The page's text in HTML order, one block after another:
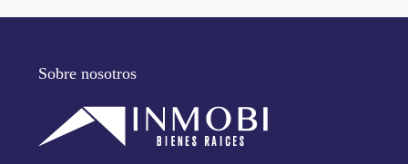
Sobre nosotros